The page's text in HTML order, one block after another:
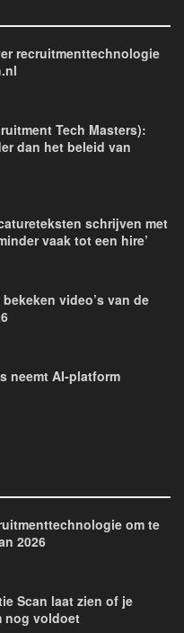
recruitmenttechnologie
Tech Masters):
dan het beleid van
schrijven met
vaak tot een hire’
video’s van de
neemt AI-platform
om te
2026
Scan laat zien of je
nog voldoet